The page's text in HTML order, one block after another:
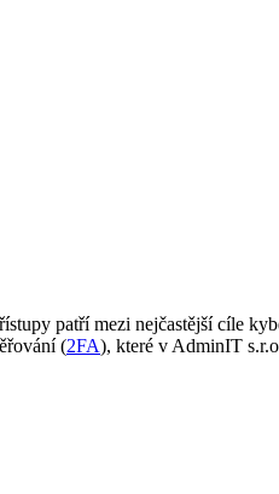
patří mezi nejčastější cíle
(2FA), které v AdminIT